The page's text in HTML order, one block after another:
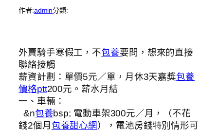
作者:admin分類:
外賣騎手寒假工，不包養要問，想來的直接
聯絡接觸
薪資計劃：單價5元／單，月休3天嘉獎包養
價格ptt200元。薪水月結
一、車輛：
&n包養bsp; 電動車架300元／月，（不花
錢2個月 包養甜心網 ），電池房錢特別情形可